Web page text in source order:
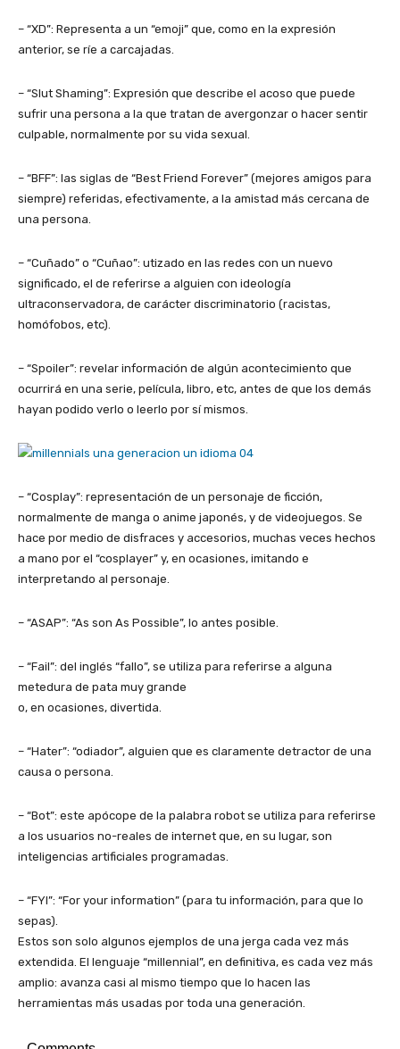
– “XD”: Representa a un “emoji” que, como en la expresión
anterior, se ríe a carcajadas.
– “Slut Shaming”: Expresión que describe el acoso que puede
sufrir una persona a la que tratan de avergonzar o hacer sentir
culpable, normalmente por su vida sexual.
– “BFF”: las siglas de “Best Friend Forever” (mejores amigos para
siempre) referidas, efectivamente, a la amistad más cercana de
una persona.
– “Cuñado” o “Cuñao”: utizado en las redes con un nuevo
significado, el de referirse a alguien con ideología
ultraconservadora, de carácter discriminatorio (racistas,
homófobos, etc).
– “Spoiler”: revelar información de algún acontecimiento que
ocurrirá en una serie, película, libro, etc, antes de que los demás
hayan podido verlo o leerlo por sí mismos.
– “Cosplay”: representación de un personaje de ficción,
normalmente de manga o anime japonés, y de videojuegos. Se
hace por medio de disfraces y accesorios, muchas veces hechos
a mano por el “cosplayer” y, en ocasiones, imitando e
interpretando al personaje.
– “ASAP”: “As son As Possible”, lo antes posible.
– “Fail”: del inglés “fallo”, se utiliza para referirse a alguna
metedura de pata muy grande
o, en ocasiones, divertida.
– “Hater”: “odiador”, alguien que es claramente detractor de una
causa o persona.
– “Bot”: este apócope de la palabra robot se utiliza para referirse
a los usuarios no-reales de internet que, en su lugar, son
inteligencias artificiales programadas.
– “FYI”: “For your information” (para tu información, para que lo
sepas).
Estos son solo algunos ejemplos de una jerga cada vez más
extendida. El lenguaje “millennial”, en definitiva, es cada vez más
amplio: avanza casi al mismo tiempo que lo hacen las
herramientas más usadas por toda una generación.